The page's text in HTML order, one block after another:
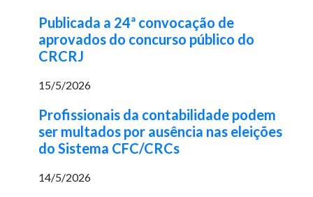
Publicada a 24ª convocação de
aprovados do concurso público do
CRCRJ
15/5/2026
Profissionais da contabilidade podem
ser multados por ausência nas eleições
do Sistema CFC/CRCs
14/5/2026